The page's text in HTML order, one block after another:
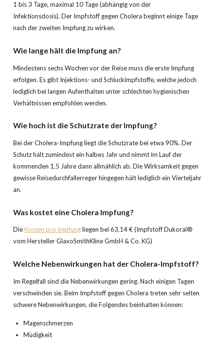
1 bis 3 Tage, maximal 10 Tage (abhängig von der
Infektionsdosis). Der Impfstoff gegen Cholera beginnt einige Tage
nach der zweiten Impfung zu wirken.
Wie lange hält die Impfung an?
Mindestens sechs Wochen vor der Reise muss die erste Impfung
erfolgen. Es gibt Injektions- und Schluckimpfstoffe, welche jedoch
lediglich bei langen Aufenthalten unter schlechten hygienischen
Verhältnissen empfohlen werden.
Wie hoch ist die Schutzrate der Impfung?
Bei der Cholera-Impfung liegt die Schutzrate bei etwa 90%. Der
Schutz hält zumindest ein halbes Jahr und nimmt im Lauf der
kommenden 1,5 Jahre dann allmählich ab. Die Wirksamkeit gegen
gewisse Reisedurchfallerreger hingegen hält lediglich ein Vierteljahr
an.
Was kostet eine Cholera Impfung?
DieKosten pro Impfungliegen bei 63,14 € (Impfstoff Dukoral®
vom Hersteller GlaxoSmithKline GmbH & Co. KG)
Welche Nebenwirkungen hat der Cholera-Impfstoff?
Im Regelfall sind die Nebenwirkungen gering. Nach einigen Tagen
verschwinden sie. Beim Impfstoff gegen Cholera treten sehr selten
schwere Nebenwirkungen, die Folgendes beinhalten können:
Magenschmerzen
Müdigkeit